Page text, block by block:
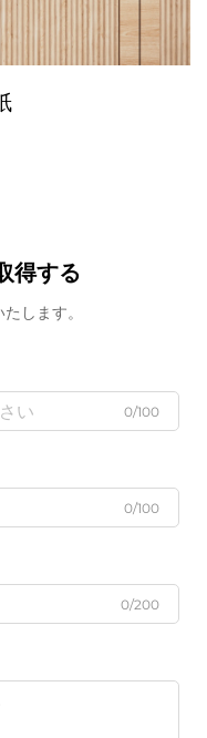
得する
します。
0/100
0/100
0/200